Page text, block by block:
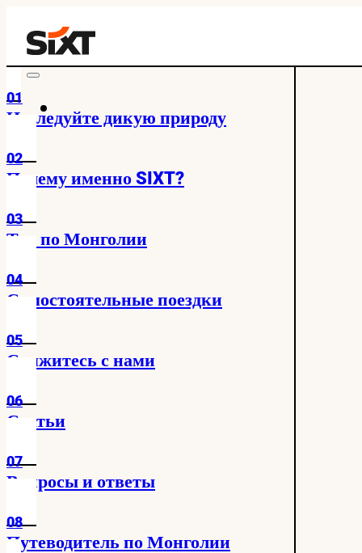
01
Исследуйте дикую природу
02
Почему именно SIXT?
03
Тур по Монголии
04
Самостоятельные поездки
05
Свяжитесь с нами
06
Статьи
07
Вопросы и ответы
08
Путеводитель по Монголии